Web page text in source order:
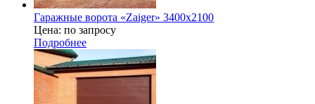
Гаражные ворота «Zaiger» 3400х2100
Цена: по запросу
Подробнее